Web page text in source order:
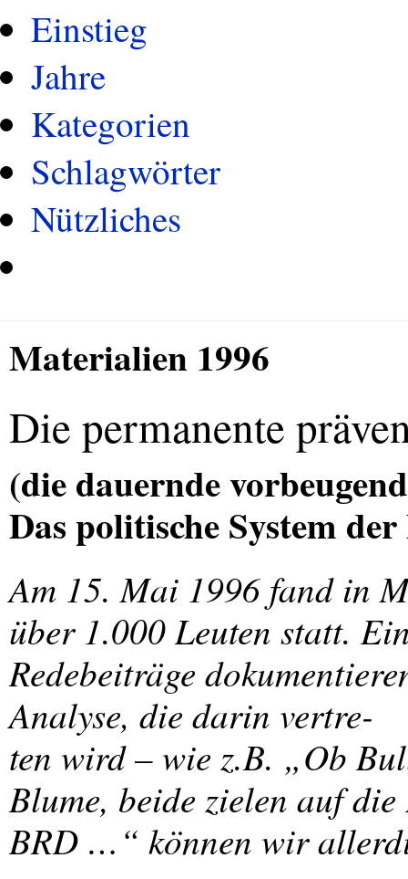
Einstieg
Jahre
Kategorien
Schlagwörter
Nützliches
Materialien 1996
Die permanente
(die dauernde
Das politische System der
Am 15. Mai 1996 fand in
über 1.000 Leuten statt.
Redebeiträge
Analyse, die darin vertre-
ten wird – wie z.B. „Ob
Blume, beide zielen auf
BRD …“ können wir